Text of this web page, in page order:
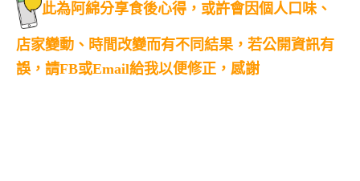
此為阿綿分享食後心得，或許會因個人口味、
店家變動、時間改變而有不同結果，若公開資訊有
誤，請FB或Email給我以便修正，感謝